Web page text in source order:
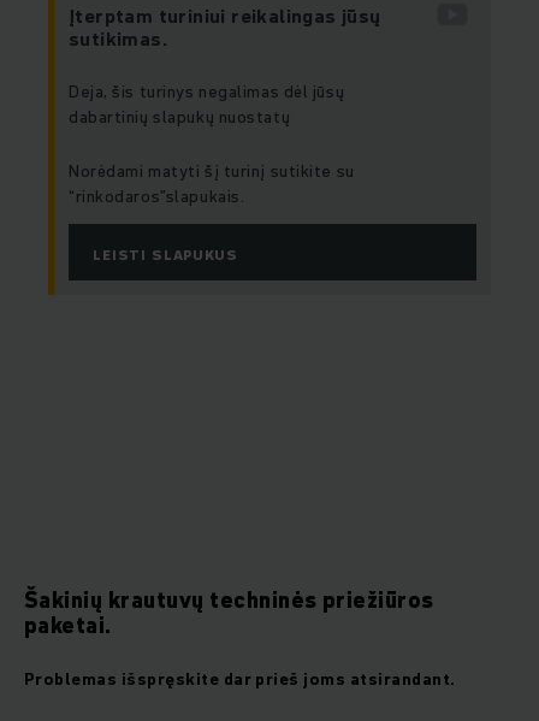
Įterptam turiniui reikalingas jūsų
sutikimas.
Deja, šis turinys negalimas dėl jūsų
dabartinių slapukų nuostatų
Norėdami matyti šį turinį sutikite su
“rinkodaros”slapukais.
LEISTI SLAPUKUS
Šakinių krautuvų techninės priežiūros
paketai.
Problemas išspręskite dar prieš joms atsirandant.